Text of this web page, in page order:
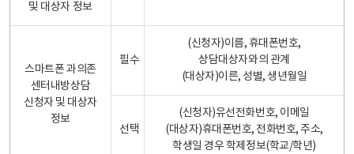
및 대상자 정보
스마트폰 과의존
센터내방상담
신청자 및 대상자
정보
필수
(신청자)이름, 휴대폰번호,
상담대상자와의 관계
(대상자)이른, 성별, 생년월일
선택
(신청자)유선전화번호, 이메일
(대상자)휴대폰번호, 전화번호, 주소,
학생일 경우 학제정보(학교/학년)